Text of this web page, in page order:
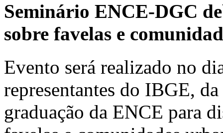
Seminário ENCE-DGC
sobre favelas e
Evento será realizado no
representantes do IBGE,
graduação da ENCE para